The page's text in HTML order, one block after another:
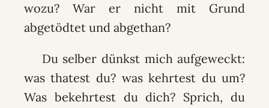
wozu? War er nicht mit Grund
abgetödtet und abgethan?
Du selber dünkst mich aufgeweckt:
was thatest du? was kehrtest du um?
Was bekehrtest du dich? Sprich, du